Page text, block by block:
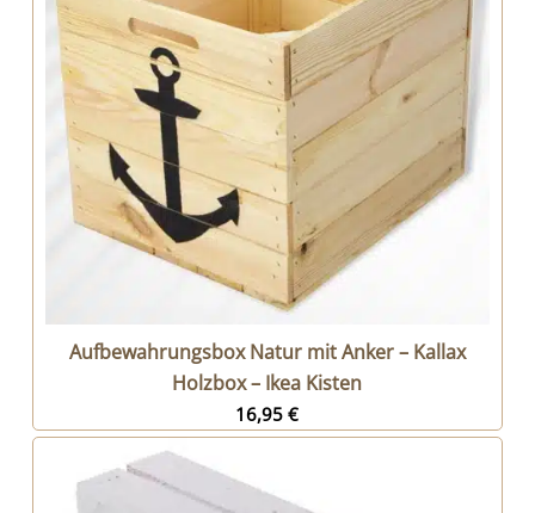
Aufbewahrungsbox Natur mit Anker – Kallax
Holzbox – Ikea Kisten
16,95€